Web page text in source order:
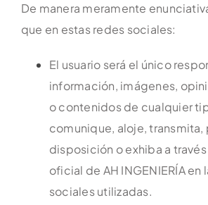
De manera meramente
que en estas redes sociales:
El usuario será el único
información, imágenes,
o contenidos de cualquier
comunique, aloje, transmita,
disposición o exhiba a
oficial de AH INGENIERÍA en
sociales utilizadas.